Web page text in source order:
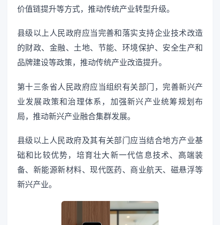
价值链提升等方式，推动传统产业转型升级。
县级以上人民政府应当完善和落实支持企业技术改造
的财政、金融、土地、节能、环境保护、安全生产和
品牌建设等政策，推动传统产业改造提升。
第十三条省人民政府应当组织有关部门，完善新兴产
业发展政策和治理体系，加强新兴产业统筹规划布
局，推动新兴产业融合集群发展。
县级以上人民政府及其有关部门应当结合地方产业基
础和比较优势，培育壮大新一代信息技术、高端装
备、新能源新材料、现代医药、商业航天、磁悬浮等
新兴产业。